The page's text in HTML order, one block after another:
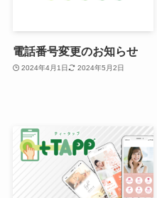
電話番号変更のお知らせ
2024年4月1日 2024年5月2日